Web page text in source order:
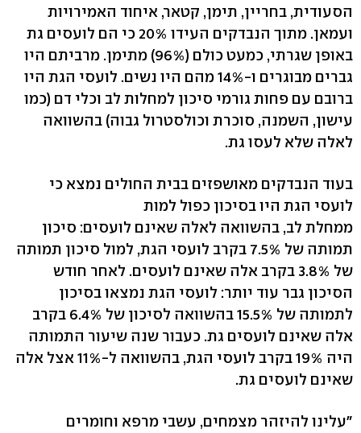
הסעודית, בחריין, תימן, קטאר, איחוד האמירויות
ועמאן. מתוך הנבדקים העידו 20% כי הם לועסים גת
באופן שגרתי, כמעט כולם (96%) מתימן. מרביתם היו
גברים מבוגרים ו-14% מהם היו נשים. לועסי הגת היו
ברובם עם פחות גורמי סיכון למחלות לב וכלי דם (כמו
עישון, השמנה, סוכרת וכולסטרול גבוה) בהשוואה
לאלה שלא לעסו גת.
בעוד הנבדקים מאושפזים בבית החולים נמצא כי
לועסי הגת היו בסיכון כפול למות
ממחלת לב, בהשוואה לאלה שאינם לועסים: סיכון
תמותה של 7.5% בקרב לועסי הגת, למול סיכון תמותה
של 3.8% בקרב אלה שאינם לועסים. לאחר חודש
הסיכון גבר עוד יותר: לועסי הגת נמצאו בסיכון
לתמותה של 15.5% בהשוואה לסיכון של 6.4% בקרב
אלה שאינם לועסים גת. כעבור שנה שיעור התמותה
היה 19% בקרב לועסי הגת, בהשוואה ל-11% אצל אלה
שאינם לועסים גת.
"עלינו להיזהר מצמחים, עשבי מרפא וחומרים